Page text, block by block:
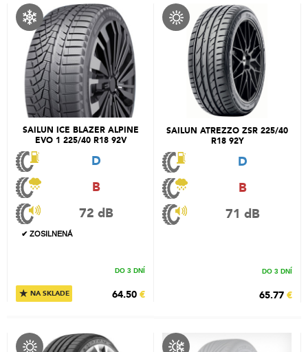
SAILUN ICE BLAZER ALPINE
EVO 1 225/40 R18 92V
D
B
72 dB
★ NA SKLADE
✔ ZOSILNENÁ
DO 3 DNÍ
64.50 €
SAILUN ATREZZO ZSR 225/40
R18 92Y
D
B
71 dB
DO 3 DNÍ
65.77 €